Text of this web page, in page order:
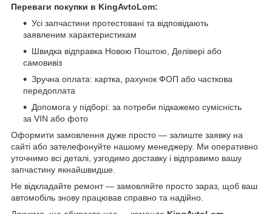
Переваги покупки в KingAvtoLom:
Усі запчастини протестовані та відповідають
заявленим характеристикам
Швидка відправка Новою Поштою, Делівері або
самовивіз
Зручна оплата: картка, рахунок ФОП або часткова
передоплата
Допомога у підборі: за потреби підкажемо сумісність
за VIN або фото
Оформити замовлення дуже просто — залиште заявку на
сайті або зателефонуйте нашому менеджеру. Ми оперативно
уточнимо всі деталі, узгодимо доставку і відправимо вашу
запчастину якнайшвидше.
Не відкладайте ремонт — замовляйте просто зараз, щоб ваш
автомобіль знову працював справно та надійно.